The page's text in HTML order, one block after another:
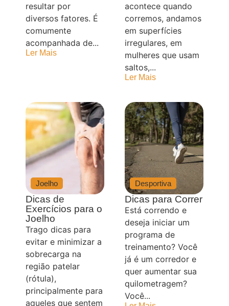
resultar por
diversos fatores. É
comumente
acompanhada de...
Ler Mais
acontece quando
corremos, andamos
em superfícies
irregulares, em
mulheres que usam
saltos,...
Ler Mais
Joelho
Dicas de
Exercícios para o
Joelho
Trago dicas para
evitar e minimizar a
sobrecarga na
região patelar
(rótula),
principalmente para
aqueles que sentem
Desportiva
Dicas para Correr
Está correndo e
deseja iniciar um
programa de
treinamento? Você
já é um corredor e
quer aumentar sua
quilometragem?
Você...